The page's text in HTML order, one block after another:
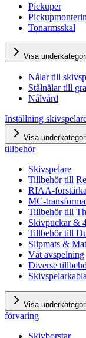
Pickuper
Tonarmsskal
Visa
Nålar till
Stålnålar till
Nålvård
Inställning
Visa
tillbehör
Skivspelare
Tillbehör till
RIAA-
MC-
Tillbehör till
Skivpuckar &
Tillbehör till
Slipmats &
Våt avspelning
Diverse
Visa
förvaring
Skivborstar